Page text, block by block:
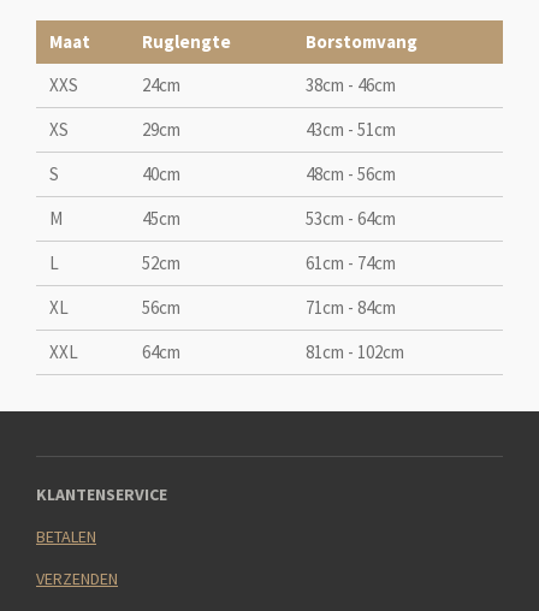
Maat Ruglengte
Borstomvang
XXS
24cm
38cm - 46cm
XS
29cm
43cm - 51cm
S
40cm
48cm - 56cm
M
45cm
53cm - 64cm
L
52cm
61cm - 74cm
XL
56cm
71cm - 84cm
XXL
64cm 81cm - 102cm
KLANTENSERVICE
BETALEN
VERZENDEN